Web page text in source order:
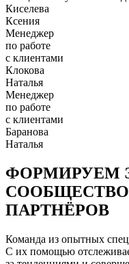
Киселева
Ксения
Менеджер
по работе
с клиентами
Клокова
Наталья
Менеджер
по работе
с клиентами
Баранова
Наталья
ФОРМИРУЕМ
СООБЩЕСТВО
ПАРТНЁРОВ
Команда из опытных
С их помощью